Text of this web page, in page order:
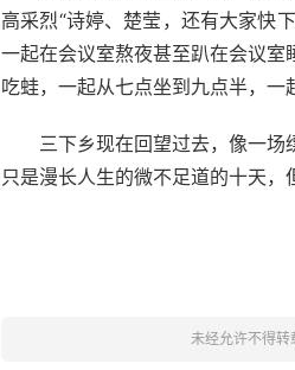
高采烈“诗婷、楚莹，还有大家快
一起在会议室熬夜甚至趴在会议
吃蛙，一起从七点坐到九点半，一
三下乡现在回望过去，像一场
只是漫长人生的微不足道的十天，
未经允许不得转